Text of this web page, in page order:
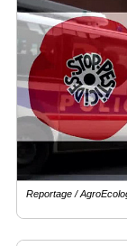
Reportage /